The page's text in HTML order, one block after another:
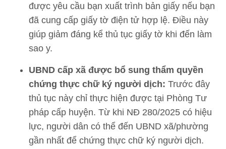
được yêu cầu bạn xuất trình bản giấy nếu bạn
đã cung cấp giấy tờ điện tử hợp lệ. Điều này
giúp giảm đáng kể thủ tục giấy tờ khi đến làm
sao y.
UBND cấp xã được bổ sung thẩm quyền
chứng thực chữ ký người dịch: Trước đây
thủ tục này chỉ thực hiện được tại Phòng Tư
pháp cấp huyện. Từ khi NĐ 280/2025 có hiệu
lực, người dân có thể đến UBND xã/phường
gần nhất để chứng thực chữ ký người dịch.